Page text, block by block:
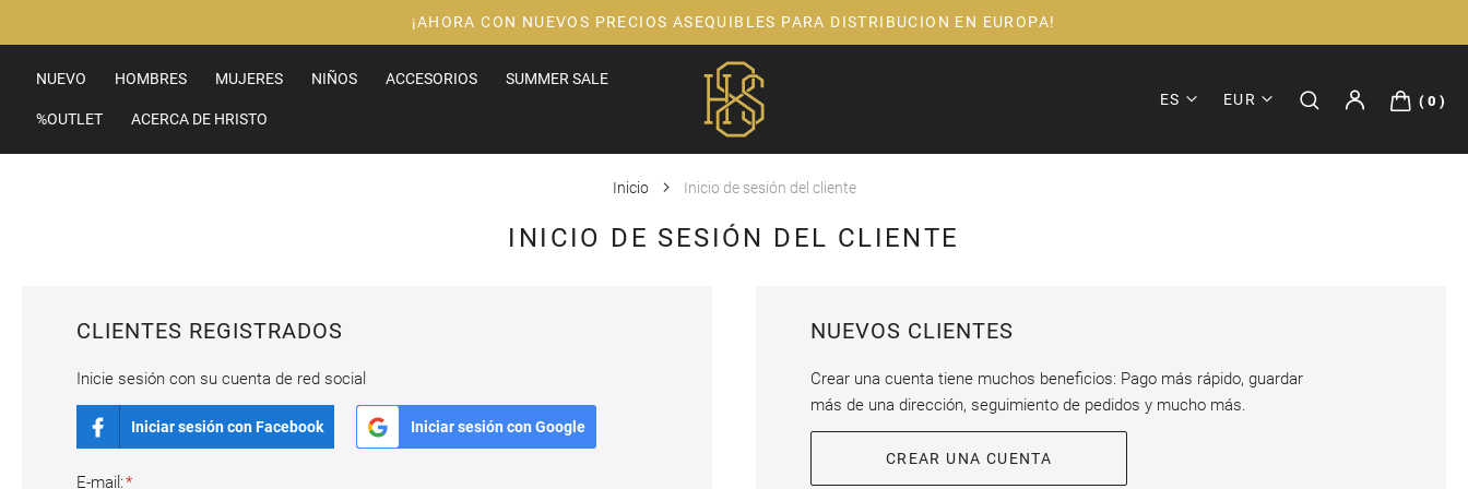
al
contenido
¡AHORA CON NUEVOS PRECIOS ASEQUIBLES PARA DISTRIBUCION EN EUROPA!
NUEVO HOMBRES MUJERES NIÑOS ACCESORIOS SUMMER SALE
%OUTLET ACERCA DE HRISTO
ES EUR 0
Inicio Inicio de sesión del cliente
INICIO DE SESIÓN DEL CLIENTE
CLIENTES REGISTRADOS
Inicie sesión con su cuenta de red social
Iniciar sesión con Facebook Iniciar sesión con Google
E-mail
NUEVOS CLIENTES
Crear una cuenta tiene muchos beneficios: Pago más rápido, guardar
más de una dirección, seguimiento de pedidos y mucho más.
CREAR UNA CUENTA